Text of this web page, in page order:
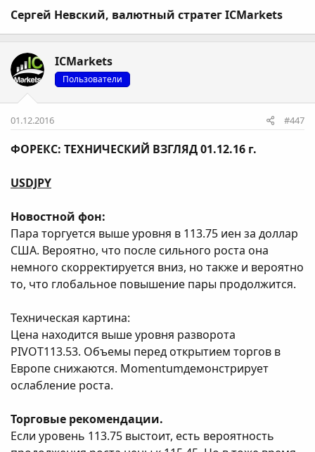
Сергей Невский, валютный стратег ICMarkets
ICMarkets
Пользователи
01.12.2016 #447
ФОРЕКС: ТЕХНИЧЕСКИЙ ВЗГЛЯД 01.12.16 г.
USDJPY
Новостной фон:
Пара торгуется выше уровня в 113.75 иен за доллар
США. Вероятно, что после сильного роста она
немного скорректируется вниз, но также и вероятно
то, что глобальное повышение пары продолжится.
Техническая картина:
Цена находится выше уровня разворота
PIVOT113.53. Объемы перед открытием торгов в
Европе снижаются. Momentumдемонстрирует
ослабление роста.
Торговые рекомендации.
Если уровень 113.75 выстоит, есть вероятность